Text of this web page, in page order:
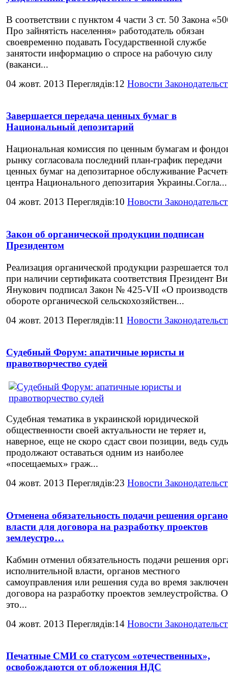
В соответствии с пунктом 4 части 3 ст. 50 Закона
Про зайнятість населення» работодатель обязан
своевременно подавать Государственной службе
занятости информацию о спросе на рабочую силу
(ваканси...
04 жовт. 2013 Переглядів:12 Новости
Завершается передача ценных бумаг в
Национальный депозитарий
Национальная комиссия по ценным бумагам и
рынку согласовала последний план-график передачи
ценных бумаг на депозитарное обслуживание
центра Национального депозитария Украины.Согла...
04 жовт. 2013 Переглядів:10 Новости
Закон об органической продукции подписан
Президентом
Реализация органической продукции разрешается
при наличии сертификата соответствия Президент
Янукович подписал Закон № 425-VII «О
обороте органической сельскохозяйствен...
04 жовт. 2013 Переглядів:11 Новости
Судебный Форум: апатичные юристы и
правотворчество судей
Судебная тематика в украинской юридической
общественности своей актуальности не теряет и,
наверное, еще не скоро сдаст свои позиции, ведь
продолжают оставаться одним из наиболее
«посещаемых» граж...
04 жовт. 2013 Переглядів:23 Новости
Отменена обязательность подачи решения
власти для договора на разработку проектов
землеустро…
Кабмин отменил обязательность подачи решения
исполнительной власти, органов местного
самоуправления или решения суда во время
договора на разработку проектов землеустройства.
это...
04 жовт. 2013 Переглядів:14 Новости
Печатные СМИ со статусом «отечественных»,
освобождаются от обложения НДС